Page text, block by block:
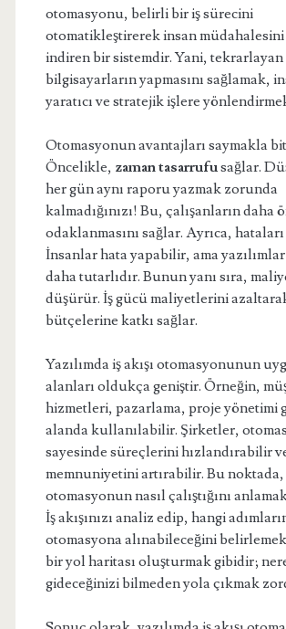
otomasyonu, belirli bir iş sürecini
otomatikleştirerek insan müdahalesini
indiren bir sistemdir. Yani,
bilgisayarların yapmasını sağlamak,
yaratıcı ve stratejik işlere
Otomasyonun avantajları saymakla
Öncelikle, zaman tasarrufusağlar.
her gün aynı raporu yazmak zorunda
kalmadığınızı! Bu, çalışanların daha
odaklanmasını sağlar. Ayrıca,
İnsanlar hata yapabilir, ama
daha tutarlıdır. Bunun yanı sıra,
düşürür. İş gücü maliyetlerini
bütçelerine katkı sağlar.
Yazılımda iş akışı otomasyonunun
alanları oldukça geniştir. Örneğin,
hizmetleri, pazarlama, proje yönetimi
alanda kullanılabilir. Şirketler,
sayesinde süreçlerini hızlandırabilir
memnuniyetini artırabilir. Bu noktada,
otomasyonun nasıl çalıştığını
İş akışınızı analiz edip, hangi
otomasyona alınabileceğini
bir yol haritası oluşturmak gibidir;
gideceğinizi bilmeden yola çıkmak